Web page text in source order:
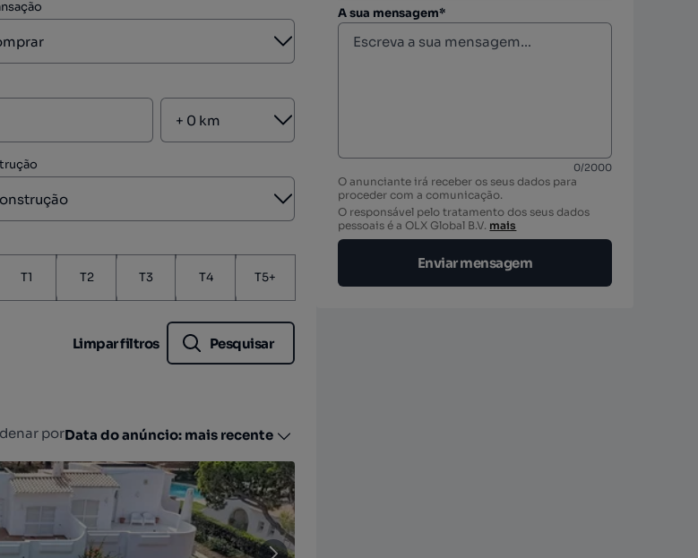
Aberto
Aberto
Aberto
T1 T2 T3 T4 T5+
Limpar filtros Pesquisar
porData do anúncio: mais recente
A sua mensagem*
0/2000
O anunciante irá receber os seus dados para
proceder com a comunicação.
O responsável pelo tratamento dos seus dados
pessoais é a OLX Global B.V. mais
Enviar mensagem